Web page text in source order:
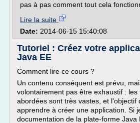
pas à pas comment tout cela
Lire la suite
Date: 2014-06-15 15:40:08
Tutoriel : Créez votre
Java EE
Comment lire ce cours ?
Un contenu conséquent est prévu,
volontairement pas être exhaustif : les
abordées sont très vastes, et l'objectif
apprendre à créer une application. Si
documentation de la plate-forme Java